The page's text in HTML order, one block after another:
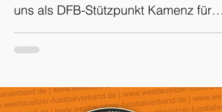
uns als DFB-Stützpunkt Kamenz für
den Schritt entscheiden, in Zukunft
über einen eigenen WhatsApp Kanal,
und Facebook über
Sichtungsveranstaltungen und